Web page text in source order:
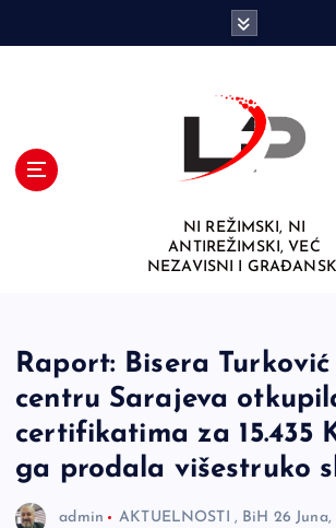
NI REŽIMSKI, NI
ANTIREŽIMSKI, VEĆ
NEZAVISNI I
Raport: Bisera
centru Sarajeva
certifikatima za 15.435
ga prodala višestruko
admin AKTUELNOSTI , BiH 26 Juna,